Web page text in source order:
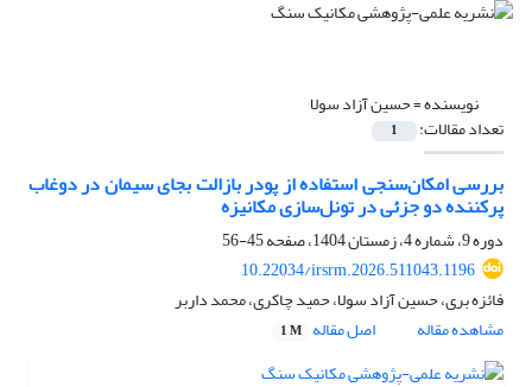
نویسنده =حسین آزاد سولا
تعداد مقالات: 1
بررسی امکان‌سنجی استفاده از پودر بازالت بجای سیمان در دوغاب
پرکننده دو جزئی در تونل‌سازی مکانیزه
دوره 9، شماره 4، زمستان 1404، صفحه
45-56
10.22034/irsrm.2026.511043.1196
فائزه بری، حسین آزاد سولا، حمید چاکری، محمد داربر
مشاهده مقاله
اصل مقاله 1 M